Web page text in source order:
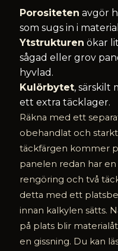
Porositeten avgör
som sugs in i
Ytstrukturen ökar
sågad eller grov
hyvlad.
Kulörbytet, särskilt
ett extra täcklager.
Räkna med ett
obehandlat och
täckfärgen kommer
panelen redan har
rengöring och två
detta med ett
innan kalkylen sätts.
på plats blir
en gissning. Du kan